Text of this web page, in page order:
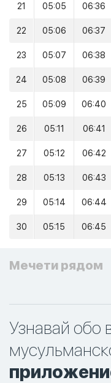
21 05:05 06:36
22 05:06 06:37
23 05:07 06:38
24 05:08 06:39
25 05:09 06:40
26 05:11 06:41
27 05:12 06:42
28 05:13 06:43
29 05:14 06:44
30 05:15 06:45
Мечети рядом
Узнавай обо